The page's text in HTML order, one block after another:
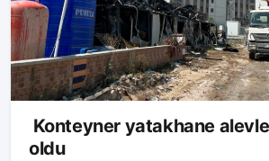
Konteyner yatakhane
oldu